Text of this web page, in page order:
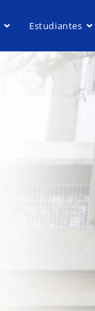
Estudiantes